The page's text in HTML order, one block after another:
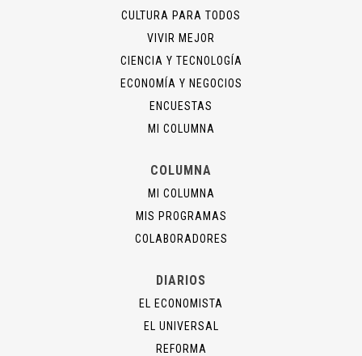
CULTURA PARA TODOS
VIVIR MEJOR
CIENCIA Y TECNOLOGÍA
ECONOMÍA Y NEGOCIOS
ENCUESTAS
MI COLUMNA
COLUMNA
MI COLUMNA
MIS PROGRAMAS
COLABORADORES
DIARIOS
EL ECONOMISTA
EL UNIVERSAL
REFORMA